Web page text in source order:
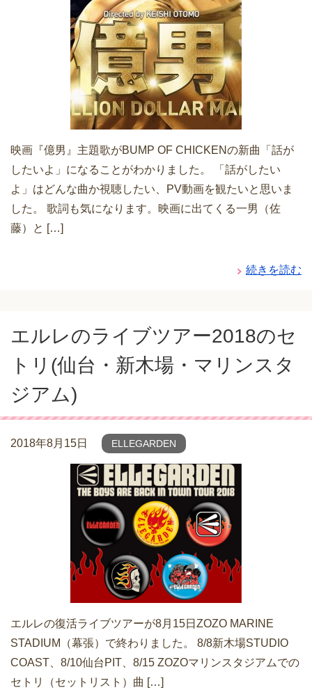
映画『億男』主題歌がBUMP OF CHICKENの新曲「話が
したいよ」になることがわかりました。 「話がしたい
よ」はどんな曲か視聴したい、PV動画を観たいと思いま
した。 歌詞も気になります。映画に出てくる一男（佐
藤）と […]
続きを読む
エルレのライブツアー2018のセ
トリ(仙台・新木場・マリンスタ
ジアム)
2018年8月15日 ELLEGARDEN
エルレの復活ライブツアーが8月15日ZOZO MARINE
STADIUM（幕張）で終わりました。 8/8新木場STUDIO
COAST、8/10仙台PIT、8/15 ZOZOマリンスタジアムでの
セトリ（セットリスト）曲 […]